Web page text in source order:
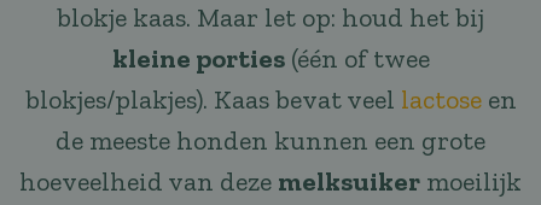
blokje kaas. Maar let op: houd het bij
kleine porties(één of twee
blokjes/plakjes). Kaas bevat veel lactoseen
de meeste honden kunnen een grote
hoeveelheid van deze melksuiker moeilijk